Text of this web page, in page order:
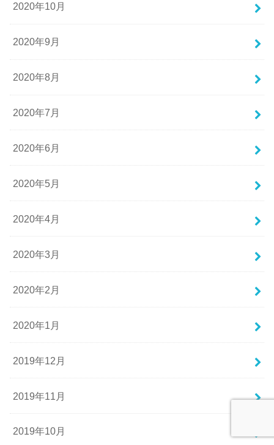
2020年10月
2020年9月
2020年8月
2020年7月
2020年6月
2020年5月
2020年4月
2020年3月
2020年2月
2020年1月
2019年12月
2019年11月
2019年10月